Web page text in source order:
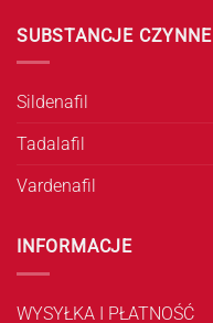
SUBSTANCJE CZYNNE
Sildenafil
Tadalafil
Vardenafil
INFORMACJE
WYSYŁKA I PŁATNOŚĆ